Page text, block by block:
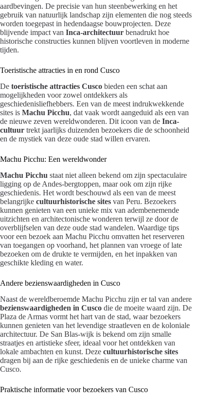
aardbevingen. De precisie van hun steenbewerking en het
gebruik van natuurlijk landschap zijn elementen die nog steeds
worden toegepast in hedendaagse bouwprojecten. Deze
blijvende impact van Inca-architectuur benadrukt hoe
historische constructies kunnen blijven voortleven in moderne
tijden.
Toeristische attracties in en rond Cusco
De toeristische attracties Cusco bieden een schat aan
mogelijkheden voor zowel ontdekkers als
geschiedenisliefhebbers. Een van de meest indrukwekkende
sites is Machu Picchu, dat vaak wordt aangeduid als een van
de nieuwe zeven wereldwonderen. Dit icoon van de Inca-
cultuur trekt jaarlijks duizenden bezoekers die de schoonheid
en de mystiek van deze oude stad willen ervaren.
Machu Picchu: Een wereldwonder
Machu Picchu staat niet alleen bekend om zijn spectaculaire
ligging op de Andes-bergtoppen, maar ook om zijn rijke
geschiedenis. Het wordt beschouwd als een van de meest
belangrijke cultuurhistorische sites van Peru. Bezoekers
kunnen genieten van een unieke mix van adembenemende
uitzichten en architectonische wonderen terwijl ze door de
overblijfselen van deze oude stad wandelen. Waardige tips
voor een bezoek aan Machu Picchu omvatten het reserveren
van toegangen op voorhand, het plannen van vroege of late
bezoeken om de drukte te vermijden, en het inpakken van
geschikte kleding en water.
Andere bezienswaardigheden in Cusco
Naast de wereldberoemde Machu Picchu zijn er tal van andere
bezienswaardigheden in Cusco die de moeite waard zijn. De
Plaza de Armas vormt het hart van de stad, waar bezoekers
kunnen genieten van het levendige straatleven en de koloniale
architectuur. De San Blas-wijk is bekend om zijn smalle
straatjes en artistieke sfeer, ideaal voor het ontdekken van
lokale ambachten en kunst. Deze cultuurhistorische sites
dragen bij aan de rijke geschiedenis en de unieke charme van
Cusco.
Praktische informatie voor bezoekers van Cusco